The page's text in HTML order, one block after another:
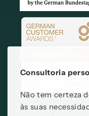
Consultoria
Não tem certeza
às suas